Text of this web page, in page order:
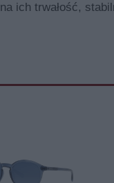
na ich trwałość,